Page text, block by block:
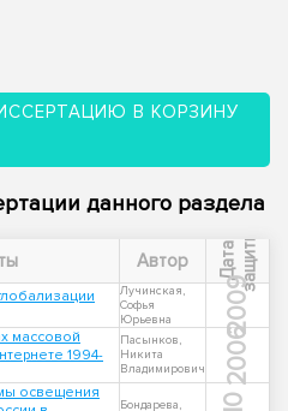
В КОРЗИНУ
данного раздела
Автор Д
а
т
а
з
а
щ
и
ты
Лучинская,
Софья
Юрьевна
2009
массовой
1994-
Пасынков,
Никита
Владимирович
2006
освещения
Бондарева,